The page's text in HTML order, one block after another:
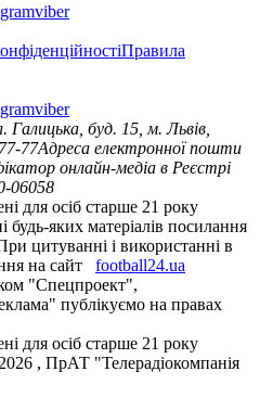
viber
Правила
viber
Галицька, буд. 15, м. Львів,
77Адреса електронної пошти
онлайн-медіа в Реєстрі
06058
для осіб старше 21 року
будь-яких матеріалів посилання
цитуванні і використанні в
на сайт
football24.ua
"Спецпроект",
публікуємо на правах
для осіб старше 21 року
2026 , ПрАТ "Телерадіокомпанія